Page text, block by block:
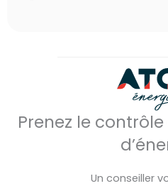
Prenez le
Un conseiller